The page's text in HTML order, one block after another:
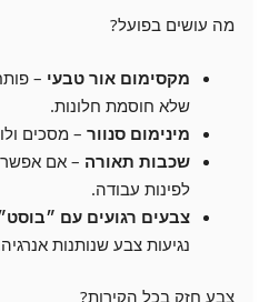
מה עושים בפועל?
מקסימום אור טבעי –
שלא חוסמת חלונות.
מינימום סנוור – מסכים
שכבות תאורה – אם אפשר:
לפינות עבודה.
צבעים רגועים עם
נגיעות צבע שנותנות
צבע חזק בכל הקירות?